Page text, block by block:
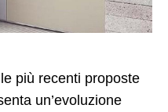
più recenti proposte
un’evoluzione